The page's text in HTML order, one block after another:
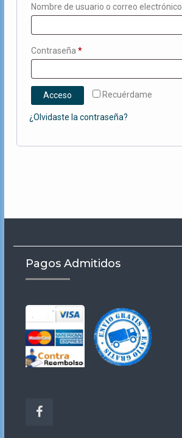
Nombre de usuario o correo electrónico
Contraseña *Obligatorio
Recuérdame
Acceso
¿Olvidaste la contraseña?
Pagos Admitidos